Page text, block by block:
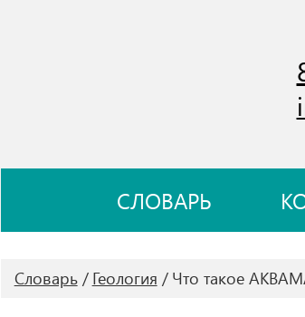
СЛОВАРЬ
Словарь Геология Что такое